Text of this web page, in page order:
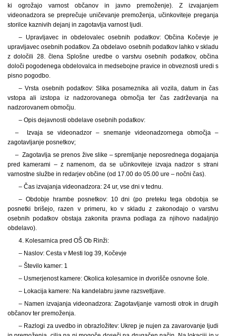
ki ogrožajo varnost občanov in javno premoženje). Z izvajanjem
videonadzora se preprečuje uničevanje premoženja, učinkoviteje preganja
storilce kaznivih dejanj in zagotavlja varnost ljudi.
– Upravljavec in obdelovalec osebnih podatkov: Občina Kočevje je
upravljavec osebnih podatkov. Za obdelavo osebnih podatkov lahko v skladu
z določili 28. člena Splošne uredbe o varstvu osebnih podatkov, občina
določi pogodenega obdelovalca in medsebojne pravice in obveznosti uredi s
pisno pogodbo.
– Vrsta osebnih podatkov: Slika posameznika ali vozila, datum in čas
vstopa ali izstopa iz nadzorovanega območja ter čas zadrževanja na
nadzorovanem območju.
– Opis dejavnosti obdelave osebnih podatkov:
– Izvaja se videonadzor – snemanje videonadzornega območja –
zagotavljanje posnetkov;
– Zagotavlja se prenos žive slike – spremljanje neposrednega dogajanja
pred kamerami – z namenom, da se učinkoviteje izvaja nadzor s strani
varnostne službe in redarjev občine (od 17.00 do 05.00 ure – nočni čas).
– Čas izvajanja videonadzora: 24 ur, vse dni v tednu.
– Obdobje hrambe posnetkov: 10 dni (po preteku tega obdobja se
posnetki brišejo, razen v primeru, ko v skladu z zakonodajo o varstvu
osebnih podatkov obstaja zakonita pravna podlaga za njihovo nadaljnjo
obdelavo).
4. Kolesarnica pred OŠ Ob Rinži:
– Naslov: Cesta v Mesti log 39, Kočevje
– Število kamer: 1
– Usmerjenost kamere: Okolica kolesarnice in dvorišče osnovne šole.
– Lokacija kamere: Na kandelabru javne razsvetljave.
– Namen izvajanja videonadzora: Zagotavljanje varnosti otrok in drugih
občanov ter premoženja.
– Razlogi za uvedbo in obrazložitev: Ukrep je nujen za zavarovanje ljudi